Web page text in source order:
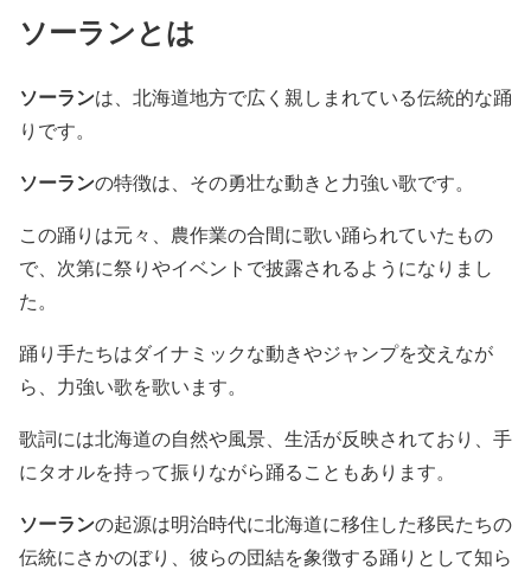
ソーランとは
ソーランは、北海道地方で広く親しまれている伝統的な踊
りです。
ソーランの特徴は、その勇壮な動きと力強い歌です。
この踊りは元々、農作業の合間に歌い踊られていたもの
で、次第に祭りやイベントで披露されるようになりまし
た。
踊り手たちはダイナミックな動きやジャンプを交えなが
ら、力強い歌を歌います。
歌詞には北海道の自然や風景、生活が反映されており、手
にタオルを持って振りながら踊ることもあります。
ソーランの起源は明治時代に北海道に移住した移民たちの
伝統にさかのぼり、彼らの団結を象徴する踊りとして知ら